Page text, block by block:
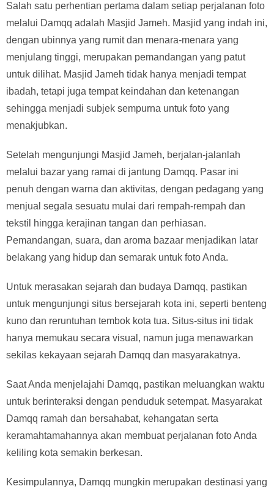
Salah satu perhentian pertama dalam setiap perjalanan foto
melalui Damqq adalah Masjid Jameh. Masjid yang indah ini,
dengan ubinnya yang rumit dan menara-menara yang
menjulang tinggi, merupakan pemandangan yang patut
untuk dilihat. Masjid Jameh tidak hanya menjadi tempat
ibadah, tetapi juga tempat keindahan dan ketenangan
sehingga menjadi subjek sempurna untuk foto yang
menakjubkan.
Setelah mengunjungi Masjid Jameh, berjalan-jalanlah
melalui bazar yang ramai di jantung Damqq. Pasar ini
penuh dengan warna dan aktivitas, dengan pedagang yang
menjual segala sesuatu mulai dari rempah-rempah dan
tekstil hingga kerajinan tangan dan perhiasan.
Pemandangan, suara, dan aroma bazaar menjadikan latar
belakang yang hidup dan semarak untuk foto Anda.
Untuk merasakan sejarah dan budaya Damqq, pastikan
untuk mengunjungi situs bersejarah kota ini, seperti benteng
kuno dan reruntuhan tembok kota tua. Situs-situs ini tidak
hanya memukau secara visual, namun juga menawarkan
sekilas kekayaan sejarah Damqq dan masyarakatnya.
Saat Anda menjelajahi Damqq, pastikan meluangkan waktu
untuk berinteraksi dengan penduduk setempat. Masyarakat
Damqq ramah dan bersahabat, kehangatan serta
keramahtamahannya akan membuat perjalanan foto Anda
keliling kota semakin berkesan.
Kesimpulannya, Damqq mungkin merupakan destinasi yang